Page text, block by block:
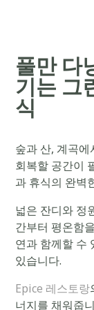
풀만 다
기는 그
식
숲과 산, 계곡
회복할 공간이
과 휴식의 완벽
넓은 잔디와 정
간부터 평온함
연과 함께할 수
있습니다.
Epice 레스토랑
너지를 채워줍